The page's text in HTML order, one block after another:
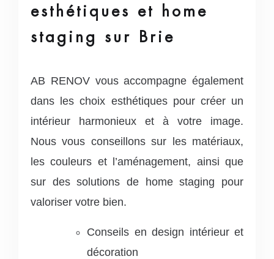
esthétiques et home
staging sur Brie
AB RENOV vous accompagne également
dans les choix esthétiques pour créer un
intérieur harmonieux et à votre image.
Nous vous conseillons sur les matériaux,
les couleurs et l’aménagement, ainsi que
sur des solutions de home staging pour
valoriser votre bien.
Conseils en design intérieur et
décoration